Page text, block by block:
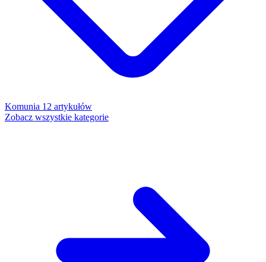
Komunia 12 artykułów
Zobacz wszystkie kategorie